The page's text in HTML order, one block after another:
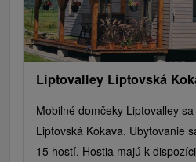
Liptovalley Liptovská
Mobilné domčeky Liptovalley
Liptovská Kokava. Ubytovanie
15 hostí. Hostia majú k